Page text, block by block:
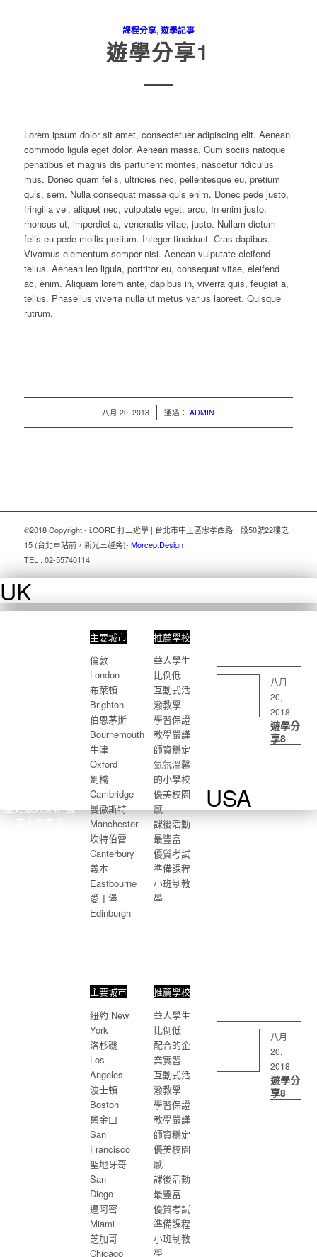
課程分享,遊學記事
遊學分享1
Lorem ipsum dolor sit amet, consectetuer adipiscing elit. Aenean
commodo ligula eget dolor. Aenean massa. Cum sociis natoque
penatibus et magnis dis parturient montes, nascetur ridiculus
mus. Donec quam felis, ultricies nec, pellentesque eu, pretium
quis, sem. Nulla consequat massa quis enim. Donec pede justo,
fringilla vel, aliquet nec, vulputate eget, arcu. In enim justo,
rhoncus ut, imperdiet a, venenatis vitae, justo. Nullam dictum
felis eu pede mollis pretium. Integer tincidunt. Cras dapibus.
Vivamus elementum semper nisi. Aenean vulputate eleifend
tellus. Aenean leo ligula, porttitor eu, consequat vitae, eleifend
ac, enim. Aliquam lorem ante, dapibus in, viverra quis, feugiat a,
tellus. Phasellus viverra nulla ut metus varius laoreet. Quisque
rutrum.
八月 20, 2018
/ 通過：ADMIN
©2018 Copyright - i.CORE 打工遊學 | 台北市中正區忠孝西路一段50號22樓之
15 (台北車站前，新光三越旁)- MorceptDesign
TEL : 02-55740114
UK
歷史悠久文化 豐
富人文素養
主要城市
倫敦
London
布萊頓
Brighton
伯恩茅斯
Bournemouth
牛津
Oxford
劍橋
Cambridge
曼徹斯特
Manchester
坎特伯雷
Canterbury
義本
Eastbourne
愛丁堡
Edinburgh
推薦學校
華人學生
比例低
互動式活
潑教學
學習保證
教學嚴謹
師資穩定
氣氛溫馨
的小學校
優美校園
感
課後活動
最豐富
優質考試
準備課程
小班制教
學
八月
20,
2018
遊學分
享8
USA
主要城市
紐約 New
York
洛杉磯
Los
Angeles
波士頓
Boston
舊金山
San
Francisco
聖地牙哥
San
Diego
邁阿密
Miami
芝加哥
Chicago
推薦學校
華人學生
比例低
配合的企
業實習
互動式活
潑教學
學習保證
教學嚴謹
師資穩定
優美校園
感
課後活動
最豐富
優質考試
準備課程
小班制教
學
八月
20,
2018
遊學分
享8